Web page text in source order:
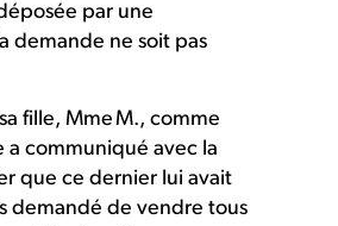
par une
demande ne soit pas
fille, Mme M., comme
communiqué avec la
que ce dernier lui avait
demandé de vendre tous